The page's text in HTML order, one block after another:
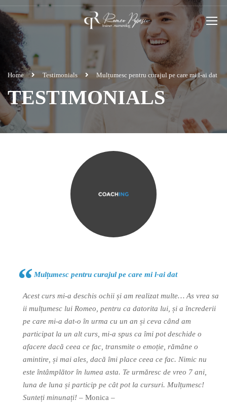
Home Testimonials Mulțumesc pentru curajul pe care mi l-ai dat
TESTIMONIALS
Mulțumesc pentru curajul pe care mi l-ai dat
Acest curs mi-a deschis ochii și am realizat multe… As vrea sa
ii mulțumesc lui Romeo, pentru ca datorita lui, și a încrederii
pe care mi-a dat-o în urma cu un an și ceva când am
participat la un alt curs, mi-a spus ca îmi pot deschide o
afacere dacă ceea ce fac, transmite o emoție, rămâne o
amintire, și mai ales, dacă îmi place ceea ce fac. Nimic nu
este întâmplător în lumea asta. Te urmăresc de vreo 7 ani,
luna de luna și particip pe cât pot la cursuri. Mulțumesc!
Sunteți minunați! – Monica –